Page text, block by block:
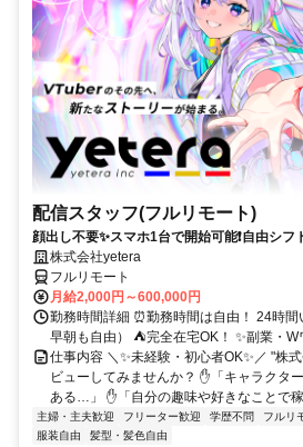
配信スタッフ(フルリモート)
顔出し不要✨スマホ1台で開始可能❗自由シフ
株式会社yetera
フルリモート
月給2,000円～600,000円
勤務時間詳細 ⏰勤務時間は自由！ 24時間
早朝も自由） ⛺完全在宅OK！ ✨副業・W
仕事内容 ＼✨未経験・初心者OK✨／ "株
ビューしてみませんか？ ✋「キャラクタ
ある…」 ✋「自分の趣味や好きなことで
主婦・主夫歓迎 フリーター歓迎 学歴不問 フルリ
服装自由
髪型・髪色自由